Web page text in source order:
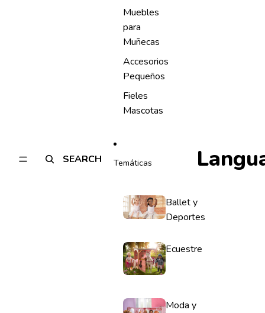
SEARCH
Muebles
para
Muñecas
Accesorios
Pequeños
Fieles
Mascotas
Temáticas
Ballet y
Deportes
Ecuestre
Moda y